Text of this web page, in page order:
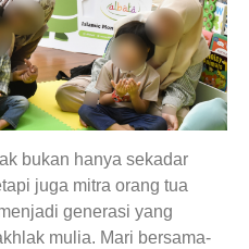
bukan hanya sekadar
juga mitra orang tua
generasi yang
mulia. Mari bersama-